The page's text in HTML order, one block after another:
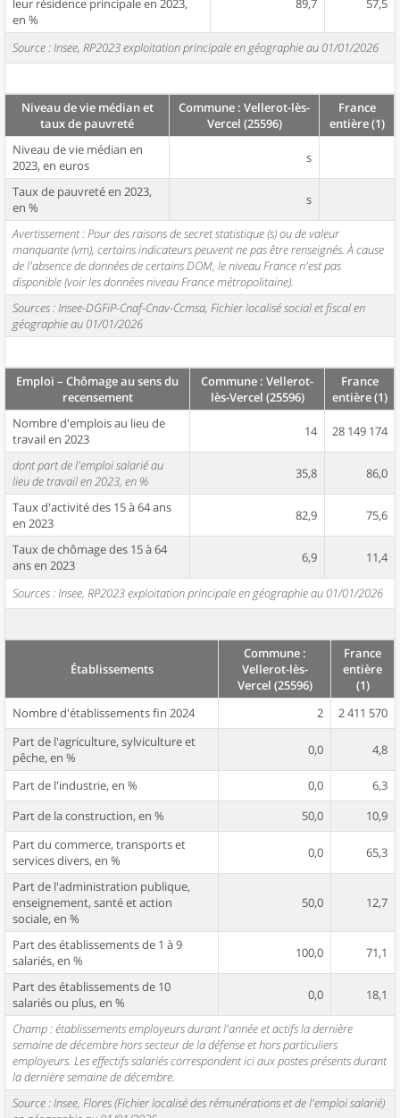
leur résidence principale en 2023,
en %
89,7 57,5
Source : Insee, RP2023 exploitation principale en géographie au 01/01/2026
Niveau de vie médian et
taux de pauvreté
Commune : Vellerot-lès-
Vercel (25596)
France
entière (1)
Niveau de vie médian en
2023, en euros
s
Taux de pauvreté en 2023,
en %
s
Avertissement : Pour des raisons de secret statistique (s) ou de valeur
manquante (vm), certains indicateurs peuvent ne pas être renseignés. À cause
de l'absence de données de certains DOM, le niveau France n'est pas
disponible (voir les données niveau France métropolitaine).
Sources : Insee-DGFiP-Cnaf-Cnav-Ccmsa, Fichier localisé social et fiscal en
géographie au 01/01/2026
Emploi – Chômage au sens du
recensement
Commune : Vellerot-
lès-Vercel (25596)
France
entière (1)
Nombre d'emplois au lieu de
travail en 2023
14 28 149 174
dont part de l'emploi salarié au
lieu de travail en 2023, en %
35,8 86,0
Taux d'activité des 15 à 64 ans
en 2023
82,9 75,6
Taux de chômage des 15 à 64
ans en 2023
6,9 11,4
Sources : Insee, RP2023 exploitation principale en géographie au 01/01/2026
Établissements
Commune :
Vellerot-lès-
Vercel (25596)
France
entière
(1)
Nombre d'établissements fin 2024
2
2 411 570
Part de l'agriculture, sylviculture et
pêche, en %
0,0 4,8
Part de l'industrie, en % 0,0
6,3
Part de la construction, en %
50,0
10,9
Part du commerce, transports et
services divers, en %
0,0 65,3
Part de l'administration publique,
enseignement, santé et action
sociale, en %
50,0 12,7
Part des établissements de 1 à 9
salariés, en %
100,0 71,1
Part des établissements de 10
salariés ou plus, en %
0,0 18,1
Champ : établissements employeurs durant l'année et actifs la dernière
semaine de décembre hors secteur de la défense et hors particuliers
employeurs. Les effectifs salariés correspondent ici aux postes présents durant
la dernière semaine de décembre.
Source : Insee, Flores (Fichier localisé des rémunérations et de l'emploi salarié)